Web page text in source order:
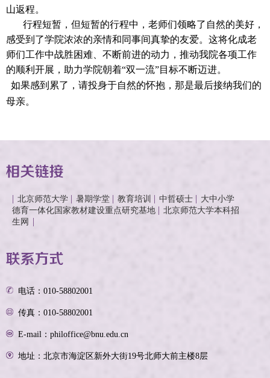
山返程。
行程短暂， 但短暂的行程中，老师们领略了 自然的美好，
感受到了学院浓浓的亲情和同事间真挚的友爱。这将化成老
师们工作中战胜困难、不断前进的动力， 推动我院各项工作
的顺利开展 ，助力学院朝着“双一流”目标不断迈进。
如果感到累了，请投身于自然的怀抱，那是最后接纳我们的
母亲。
北京师范大学 暑期学堂 教育培训 中哲硕士
大中小学
德育一体化国家教材建设重点研究基地
北京师范大学本科招
生网
电话：010-58802001
传真：010-58802001
E-mail：philoffice@bnu.edu.cn
地址：北京市海淀区新外大街19号北师大前主楼8层